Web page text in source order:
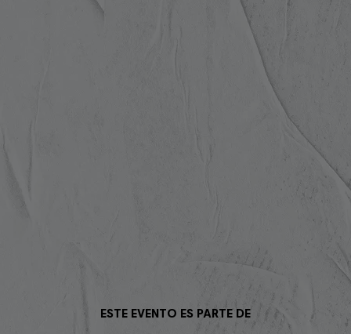
ESTE EVENTO ES PARTE DE